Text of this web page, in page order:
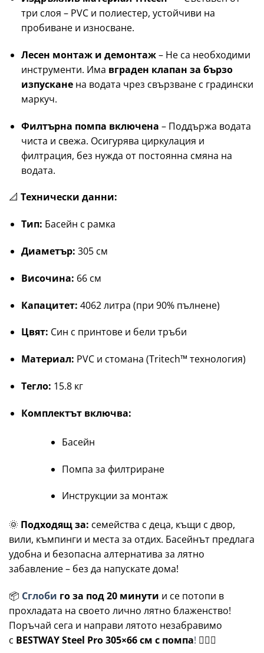
три слоя – PVC и полиестер, устойчиви на
пробиване и износване.
Лесен монтаж и демонтаж– Не са необходими
инструменти. Има вграден клапан за бързо
изпусканена водата чрез свързване с градински
маркуч.
Филтърна помпа включена – Поддържа водата
чиста и свежа. Осигурява циркулация и
филтрация, без нужда от постоянна смяна на
водата.
📐 Технически данни:
Тип: Басейн с рамка
Диаметър: 305 см
Височина: 66 см
Капацитет: 4062 литра (при 90% пълнене)
Цвят: Син с принтове и бели тръби
Материал: PVC и стомана (Tritech™ технология)
Тегло: 15.8 кг
Комплектът включва:
Басейн
Помпа за филтриране
Инструкции за монтаж
🌞 Подходящ за: семейства с деца, къщи с двор,
вили, къмпинги и места за отдих. Басейнът предлага
удобна и безопасна алтернатива за лятно
забавление – без да напускате дома!
📦 Сглоби го за под 20 минути и се потопи в
прохладата на своето лично лятно блаженство!
Поръчай сега и направи лятото незабравимо
с BESTWAY Steel Pro 305×66 см с помпа! 🏊‍♀️💦